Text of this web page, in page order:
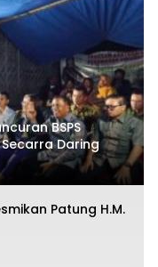
BSPS
Daring
Patung H.M.